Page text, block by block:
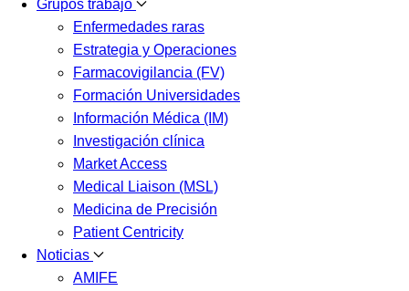
Grupos trabajo
Enfermedades raras
Estrategia y Operaciones
Farmacovigilancia (FV)
Formación Universidades
Información Médica (IM)
Investigación clínica
Market Access
Medical Liaison (MSL)
Medicina de Precisión
Patient Centricity
Noticias
AMIFE